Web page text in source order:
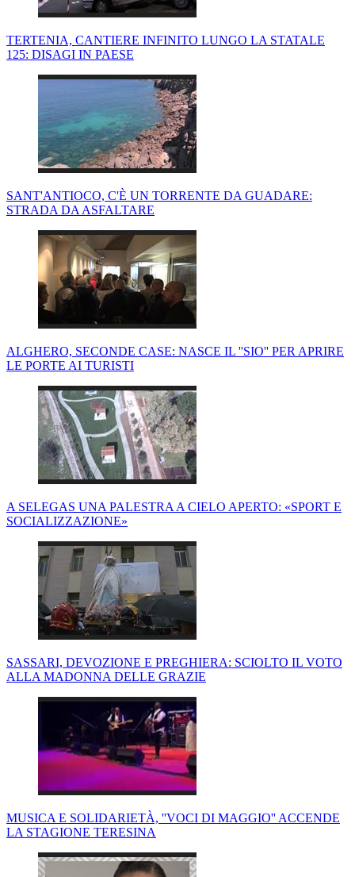
TERTENIA, CANTIERE INFINITO LUNGO LA STATALE
125: DISAGI IN PAESE
SANT'ANTIOCO, C'È UN TORRENTE DA GUADARE:
STRADA DA ASFALTARE
ALGHERO, SECONDE CASE: NASCE IL ''SIO'' PER APRIRE
LE PORTE AI TURISTI
A SELEGAS UNA PALESTRA A CIELO APERTO: «SPORT E
SOCIALIZZAZIONE»
SASSARI, DEVOZIONE E PREGHIERA: SCIOLTO IL VOTO
ALLA MADONNA DELLE GRAZIE
MUSICA E SOLIDARIETÀ, ''VOCI DI MAGGIO'' ACCENDE
LA STAGIONE TERESINA